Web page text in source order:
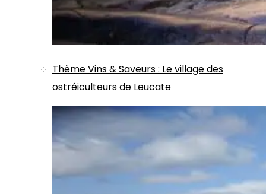
ThèmeVins & Saveurs: Le village des
ostréiculteurs de Leucate